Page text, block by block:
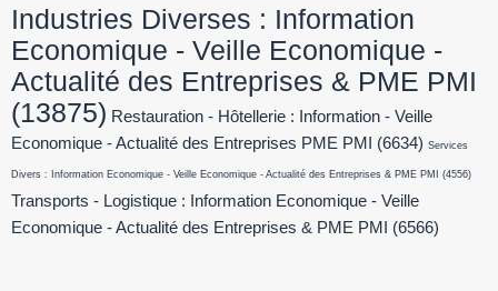
Industries Diverses : Information
Economique - Veille Economique -
Actualité des Entreprises & PME PMI
(13875) Restauration - Hôtellerie : Information - Veille
Economique - Actualité des Entreprises PME PMI
(6634) Services
Divers : Information Economique - Veille Economique - Actualité des Entreprises & PME PMI (4556)
Transports - Logistique : Information Economique - Veille
Economique - Actualité des Entreprises & PME PMI
(6566)